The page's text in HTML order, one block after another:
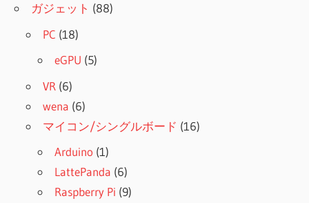
ガジェット (88)
PC (18)
eGPU (5)
VR (6)
wena (6)
マイコン/シングルボード (16)
Arduino (1)
LattePanda (6)
Raspberry Pi (9)